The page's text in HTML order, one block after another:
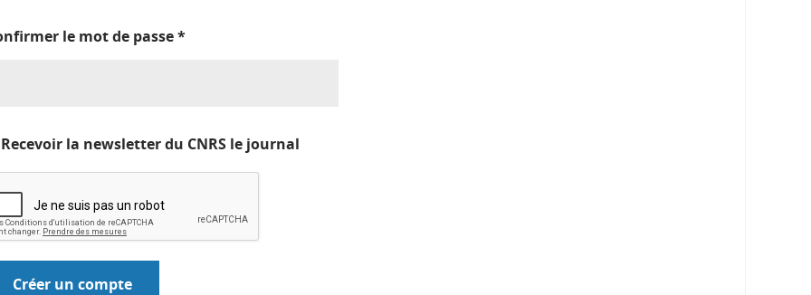
le mot de passe*
Recevoir la newsletter du CNRS le journal